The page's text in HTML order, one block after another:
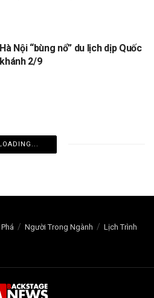
Hà Nội “bùng nổ” du lịch dịp Quốc
khánh 2/9
Người Trong Ngành Lịch Trình